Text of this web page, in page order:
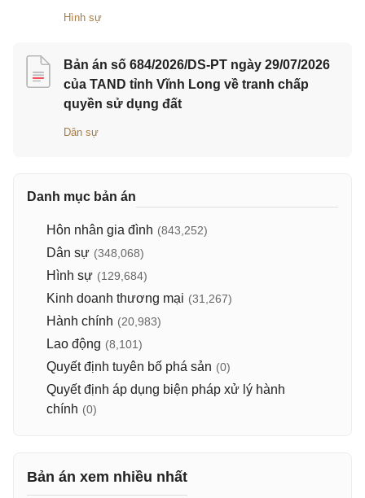
Hình sự
Bản án số 684/2026/DS-PT ngày 29/07/2026
của TAND tỉnh Vĩnh Long về tranh chấp
quyền sử dụng đất
Dân sự
Danh mục bản án
Hôn nhân gia đình (843,252)
Dân sự (348,068)
Hình sự (129,684)
Kinh doanh thương mại (31,267)
Hành chính (20,983)
Lao động (8,101)
Quyết định tuyên bố phá sản (0)
Quyết định áp dụng biện pháp xử lý hành
chính (0)
Bản án xem nhiều nhất